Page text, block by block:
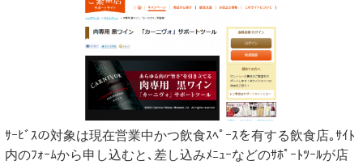
ｻｰﾋﾞｽの対象は現在営業中かつ飲食ｽﾍﾟｰｽを有する飲食店｡ｻｲﾄ
内のﾌｫｰﾑから申し込むと､差し込みﾒﾆｭｰなどのｻﾎﾟｰﾄﾂｰﾙが店